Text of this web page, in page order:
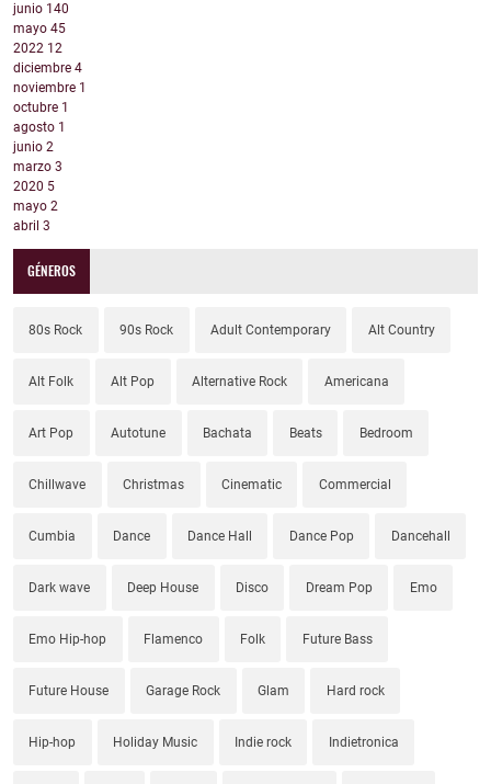
junio 140
mayo 45
2022 12
diciembre 4
noviembre 1
octubre 1
agosto 1
junio 2
marzo 3
2020 5
mayo 2
abril 3
GÉNEROS
80s Rock 90s Rock Adult Contemporary Alt Country
Alt Folk Alt Pop Alternative Rock Americana
Art Pop Autotune Bachata Beats Bedroom
Chillwave Christmas Cinematic Commercial
Cumbia Dance Dance Hall Dance Pop Dancehall
Dark wave Deep House Disco Dream Pop Emo
Emo Hip-hop Flamenco Folk Future Bass
Future House Garage Rock Glam Hard rock
Hip-hop Holiday Music Indie rock Indietronica